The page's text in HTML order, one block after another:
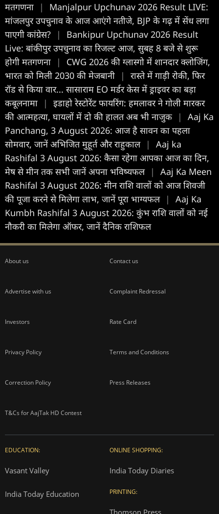
मतगणना
|
Manjalpur Upchunav 2026 Result LIVE:
मांजलपुर उपचुनाव के आज आएंगे नतीजे, BJP के गढ़ में सेंध लगा
पाएगी कांग्रेस?
|
Bankipur Upchunav 2026 Result
Live: बांकीपुर उपचुनाव का रिजल्ट आज, सुबह 8 बजे से शुरू
होगी मतगणना
|
CWG 2026 की ग्लास्गो में शानदार क्लोजिंग,
भारत को मिली 2030 की मेजबानी
|
रास्ते में गाड़ी रोकी, फिर
रॉड से किया वार... सासाराम EO मर्डर केस में ड्राइवर का बड़ा
कबूलनामा
|
इडाहो रेस्टोरेंट फायरिंग: हमलावर ने गोली मारकर
की आत्महत्या, घायलों में दो की हालत अब भी नाजुक
|
Aaj Ka
Panchang, 3 August 2026: आज है सावन का पहला
सोमवार, जानें अभिजित मुहूर्त और राहुकाल |
Aaj ka
Rashifal 3 August 2026: कैसा रहेगा आपका आज का द‍िन,
मेष से मीन तक सभी जानें अपना भविष्यफल |
Aaj Ka Meen
Rashifal 3 August 2026: मीन राशि वालों को आज शिवजी
की पूजा करने से मिलेगा लाभ, जानें पूरा भाग्यफल |
Aaj Ka
Kumbh Rashifal 3 August 2026: कुंभ राशि वालों को नई
नौकरी का मिलेगा ऑफर, जानें दैनिक राशिफल
About us Contact us
Advertise with us Complaint Redressal
Investors Rate Card
Privacy Policy Terms and Conditions
Correction Policy Press Releases
T&Cs for AajTak HD Contest
EDUCATION:
Vasant Valley
India Today Education
ONLINE SHOPPING:
India Today Diaries
PRINTING:
Thomson Press